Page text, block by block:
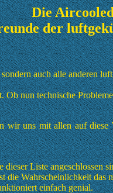
Die
der
auch alle
nun technische
uns mit allen auf
Liste angeschlossen
die Wahrscheinlichkeit das
einfach genial.